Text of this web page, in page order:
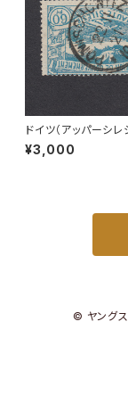
ドイツ（アッパーシ
f Mi#23 使用済み切
SCHOWITZ
¥3,000
© ヤング